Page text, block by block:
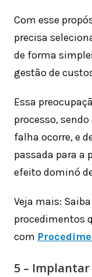
Com esse
precisa
de forma
gestão de
Essa
processo,
falha ocorre, e
passada para a
efeito dominó
Veja mais:
procedimentos
com
5 –